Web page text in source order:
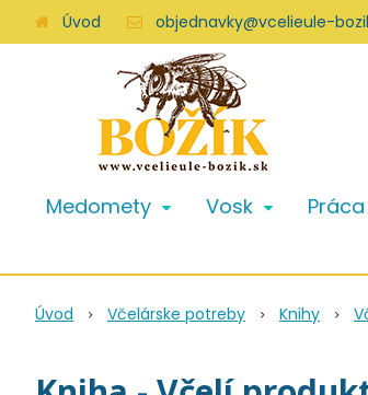
Úvod objednavky@vcelieule-
Medomety Vosk
Úvod Včelárske potreby Knihy